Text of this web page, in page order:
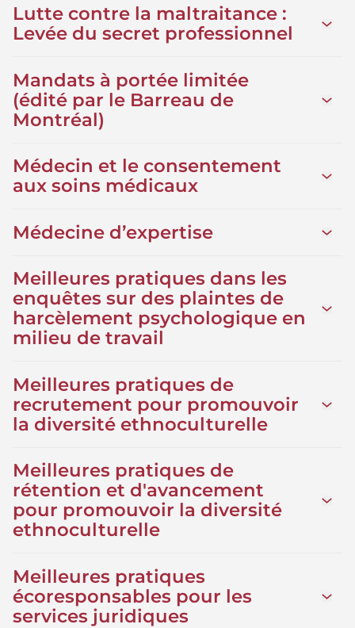
Lutte contre la maltraitance :
Levée du secret professionnel
Mandats à portée limitée
(édité par le Barreau de
Montréal)
Médecin et le consentement
aux soins médicaux
Médecine d’expertise
Meilleures pratiques dans les
enquêtes sur des plaintes de
harcèlement psychologique en
milieu de travail
Meilleures pratiques de
recrutement pour promouvoir
la diversité ethnoculturelle
Meilleures pratiques de
rétention et d'avancement
pour promouvoir la diversité
ethnoculturelle
Meilleures pratiques
écoresponsables pour les
services juridiques